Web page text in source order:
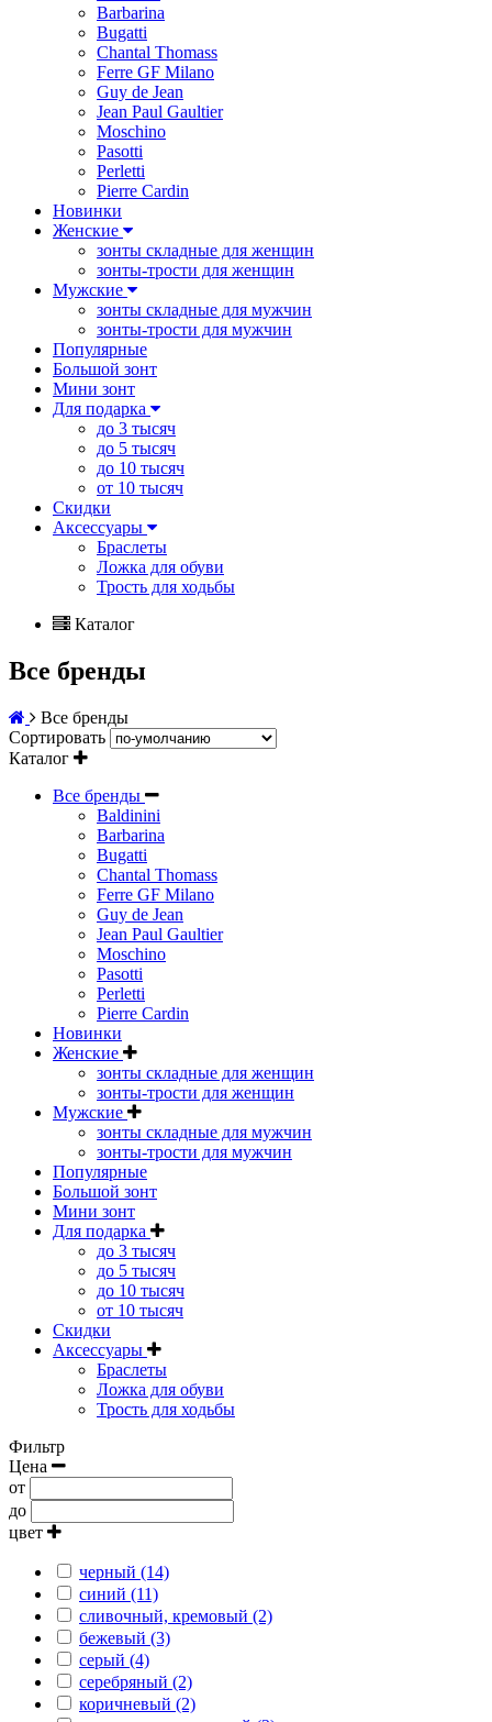
Barbarina
Bugatti
Chantal Thomass
Ferre GF Milano
Guy de Jean
Jean Paul Gaultier
Moschino
Pasotti
Perletti
Pierre Cardin
Новинки
Женские
зонты складные для женщин
зонты-трости для женщин
Мужские
зонты складные для мужчин
зонты-трости для мужчин
Популярные
Большой зонт
Мини зонт
Для подарка
до 3 тысяч
до 5 тысяч
до 10 тысяч
от 10 тысяч
Скидки
Аксессуары
Браслеты
Ложка для обуви
Трость для ходьбы
Каталог
Все бренды
Все бренды
Сортировать
Каталог
Все бренды
Baldinini
Barbarina
Bugatti
Chantal Thomass
Ferre GF Milano
Guy de Jean
Jean Paul Gaultier
Moschino
Pasotti
Perletti
Pierre Cardin
Новинки
Женские
зонты складные для женщин
зонты-трости для женщин
Мужские
зонты складные для мужчин
зонты-трости для мужчин
Популярные
Большой зонт
Мини зонт
Для подарка
до 3 тысяч
до 5 тысяч
до 10 тысяч
от 10 тысяч
Скидки
Аксессуары
Браслеты
Ложка для обуви
Трость для ходьбы
Фильтр
Цена
от
до
цвет
черный (14)
синий (11)
сливочный, кремовый (2)
бежевый (3)
серый (4)
серебряный (2)
коричневый (2)